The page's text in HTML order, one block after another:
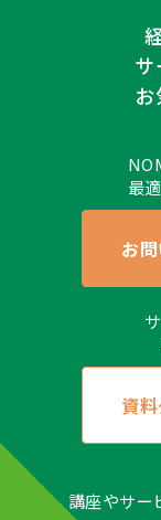
最
お
資
講座やサー